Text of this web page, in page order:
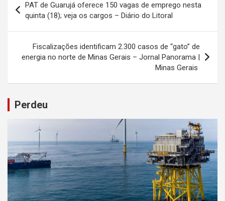
de
Post
PAT de Guarujá oferece 150 vagas de emprego nesta
quinta (18); veja os cargos – Diário do Litoral
Fiscalizações identificam 2.300 casos de “gato” de
energia no norte de Minas Gerais – Jornal Panorama |
Minas Gerais
Perdeu